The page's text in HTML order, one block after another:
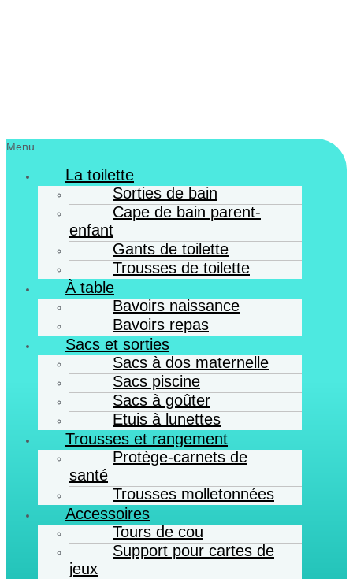
Menu
La toilette
Sorties de bain
Cape de bain parent-
enfant
Gants de toilette
Trousses de toilette
À table
Bavoirs naissance
Bavoirs repas
Sacs et sorties
Sacs à dos maternelle
Sacs piscine
Sacs à goûter
Etuis à lunettes
Trousses et rangement
Protège-carnets de
santé
Trousses molletonnées
Accessoires
Tours de cou
Support pour cartes de
jeux